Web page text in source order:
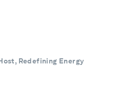
Redefining Energy